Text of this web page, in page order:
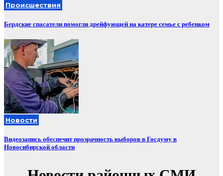
Происшествия
Бердские спасатели помогли дрейфующей на катере семье с ребенком
Новости
Видеозапись обеспечит прозрачность выборов в Госдуму в
Новосибирской области